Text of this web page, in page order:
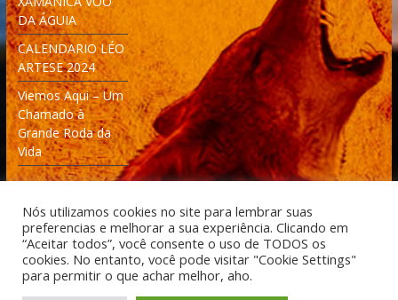
DA ÁGUIA
CALENDARIO LÉO
ARTESE 2024
Viemos Aqui – Um
Chamado à
Grande Roda da
Vida
Desenvolvido: Moleculas4D - Engenharia Espacial e
Tecnologia [moleculas4d.com.br]
Nós utilizamos cookies no site para lembrar suas
preferencias e melhorar a sua experiência. Clicando em
“Aceitar todos”, você consente o uso de TODOS os
cookies. No entanto, você pode visitar "Cookie Settings"
para permitir o que achar melhor, aho.